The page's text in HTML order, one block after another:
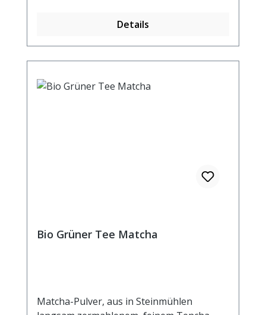
Details
Bio Grüner Tee Matcha
Matcha-Pulver, aus in Steinmühlen